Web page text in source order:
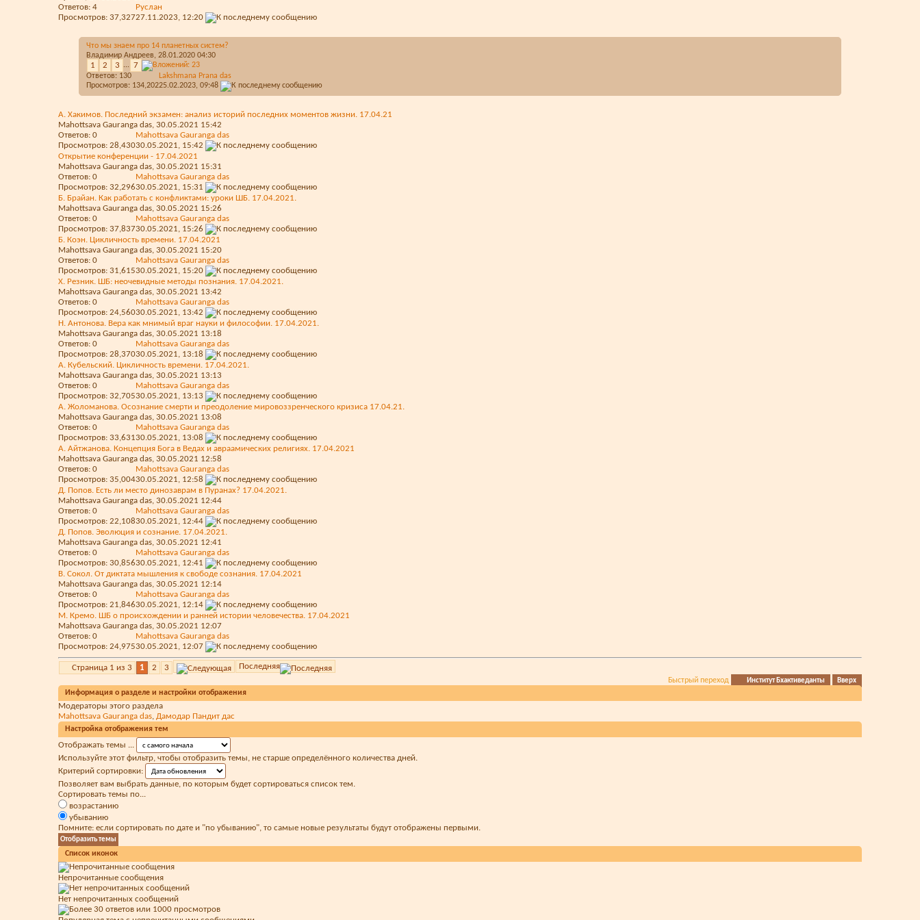
Ответов: 4
Просмотров: 37,327
Руслан
27.11.2023, 12:20
Что мы знаем про 14 планетных систем?
Владимир Андреев, 28.01.2020 04:30
1 2 3 ... 7
Ответов: 130
Просмотров: 134,202
Lakshmana Prana das
25.02.2023, 09:48
А. Хакимов. Последний экзамен: анализ историй последних моментов жизни. 17.04.21
Mahottsava Gauranga das, 30.05.2021 15:42
Ответов: 0
Просмотров: 28,430
Mahottsava Gauranga das
30.05.2021, 15:42
Открытие конференции - 17.04.2021
Mahottsava Gauranga das, 30.05.2021 15:31
Ответов: 0
Просмотров: 32,296
Mahottsava Gauranga das
30.05.2021, 15:31
Б. Брайан. Как работать с конфликтами: уроки ШБ. 17.04.2021.
Mahottsava Gauranga das, 30.05.2021 15:26
Ответов: 0
Просмотров: 37,837
Mahottsava Gauranga das
30.05.2021, 15:26
Б. Коэн. Цикличность времени. 17.04.2021
Mahottsava Gauranga das, 30.05.2021 15:20
Ответов: 0
Просмотров: 31,615
Mahottsava Gauranga das
30.05.2021, 15:20
Х. Резник. ШБ: неочевидные методы познания. 17.04.2021.
Mahottsava Gauranga das, 30.05.2021 13:42
Ответов: 0
Просмотров: 24,560
Mahottsava Gauranga das
30.05.2021, 13:42
Н. Антонова. Вера как мнимый враг науки и философии. 17.04.2021.
Mahottsava Gauranga das, 30.05.2021 13:18
Ответов: 0
Просмотров: 28,370
Mahottsava Gauranga das
30.05.2021, 13:18
А. Кубельский. Цикличность времени. 17.04.2021.
Mahottsava Gauranga das, 30.05.2021 13:13
Ответов: 0
Просмотров: 32,705
Mahottsava Gauranga das
30.05.2021, 13:13
А. Жоломанова. Осознание смерти и преодоление мировоззренческого кризиса 17.04.21.
Mahottsava Gauranga das, 30.05.2021 13:08
Ответов: 0
Просмотров: 33,631
Mahottsava Gauranga das
30.05.2021, 13:08
А. Айтжанова. Концепция Бога в Ведах и авраамических религиях. 17.04.2021
Mahottsava Gauranga das, 30.05.2021 12:58
Ответов: 0
Просмотров: 35,004
Mahottsava Gauranga das
30.05.2021, 12:58
Д. Попов. Есть ли место динозаврам в Пуранах? 17.04.2021.
Mahottsava Gauranga das, 30.05.2021 12:44
Ответов: 0
Просмотров: 22,108
Mahottsava Gauranga das
30.05.2021, 12:44
Д. Попов. Эволюция и сознание. 17.04.2021.
Mahottsava Gauranga das, 30.05.2021 12:41
Ответов: 0
Просмотров: 30,856
Mahottsava Gauranga das
30.05.2021, 12:41
В. Сокол. От диктата мышления к свободе сознания. 17.04.2021
Mahottsava Gauranga das, 30.05.2021 12:14
Ответов: 0
Просмотров: 21,846
Mahottsava Gauranga das
30.05.2021, 12:14
М. Кремо. ШБ о происхождении и ранней истории человечества. 17.04.2021
Mahottsava Gauranga das, 30.05.2021 12:07
Ответов: 0
Просмотров: 24,975
Mahottsava Gauranga das
30.05.2021, 12:07
Страница 1 из 3 1 2 3 Последняя
Быстрый переход Институт Бхактиведанты Вверх
Информация о разделе и настройки отображения
Модераторы этого раздела
Mahottsava Gauranga das, Дамодар Пандит дас
Настройка отображения тем
Отображать темы ...
Используйте этот фильтр, чтобы отобразить темы, не старше определённого количества дней.
Критерий сортировки:
Позволяет вам выбрать данные, по которым будет сортироваться список тем.
Сортировать темы по...
возрастанию
убыванию
Помните: если сортировать по дате и "по убыванию", то самые новые результаты будут отображены первыми.
Список иконок
Непрочитанные сообщения
Нет непрочитанных сообщений